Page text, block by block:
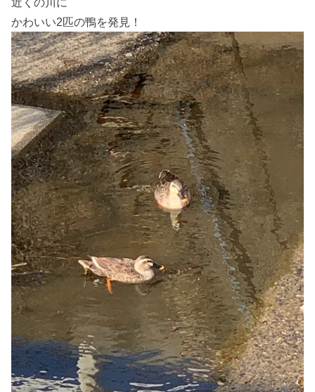
かわいい2匹の鴨を発見！